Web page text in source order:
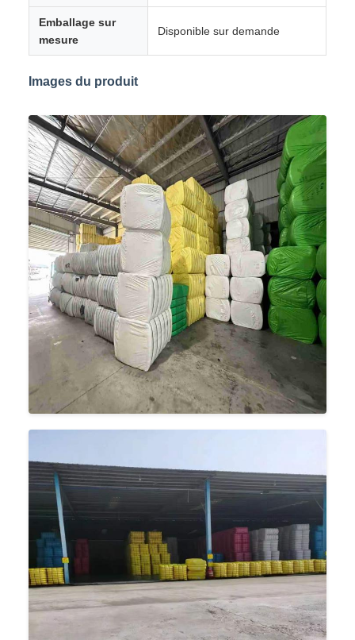
Emballage sur
mesure
Disponible sur demande
Images du produit